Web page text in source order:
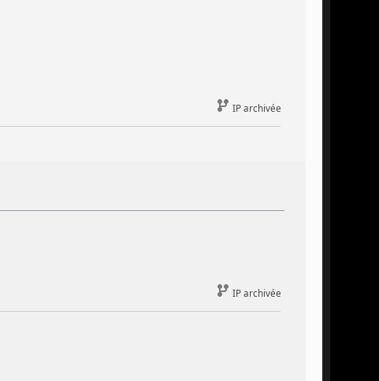
IP archivée
IP archivée